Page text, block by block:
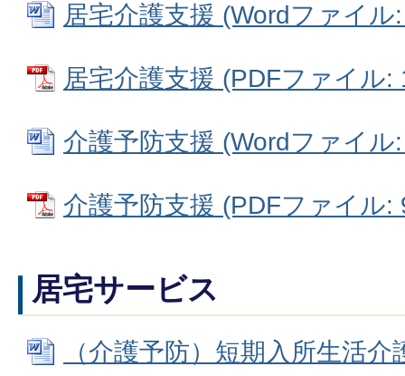
居宅介護支援 (Wordファイル
居宅介護支援 (PDFファイル:
介護予防支援 (Wordファイル
介護予防支援 (PDFファイル:
居宅サービス
（介護予防）短期入所生活